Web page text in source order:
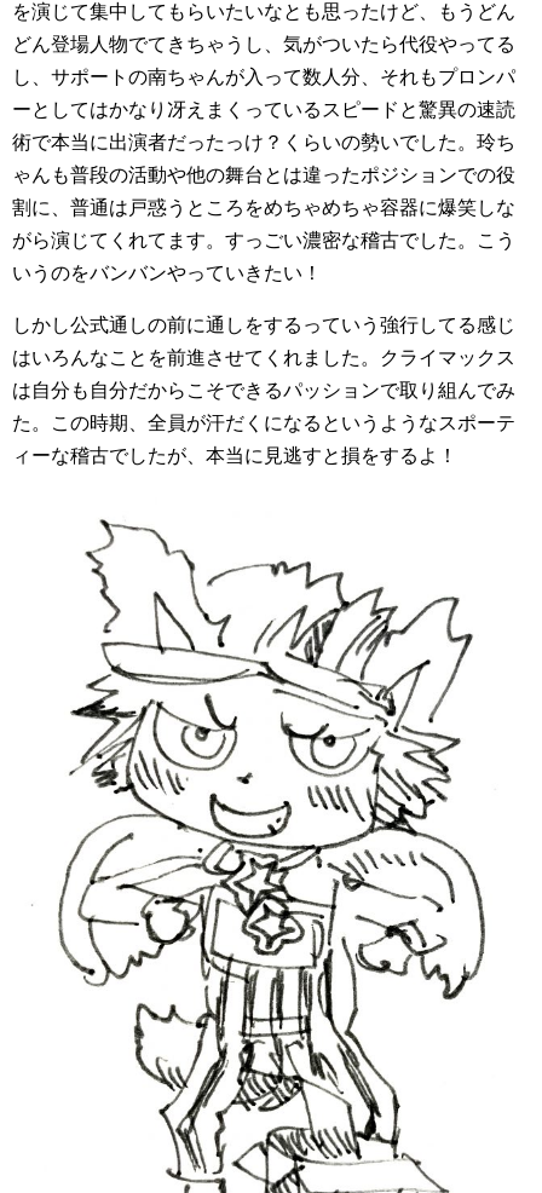
を演じて集中してもらいたいなとも思ったけど、もうどん
どん登場人物でてきちゃうし、気がついたら代役やってる
し、サポートの南ちゃんが入って数人分、それもプロンパ
ーとしてはかなり冴えまくっているスピードと驚異の速読
術で本当に出演者だったっけ？くらいの勢いでした。玲ち
ゃんも普段の活動や他の舞台とは違ったポジションでの役
割に、普通は戸惑うところをめちゃめちゃ容器に爆笑しな
がら演じてくれてます。すっごい濃密な稽古でした。こう
いうのをバンバンやっていきたい！
しかし公式通しの前に通しをするっていう強行してる感じ
はいろんなことを前進させてくれました。クライマックス
は自分も自分だからこそできるパッションで取り組んでみ
た。この時期、全員が汗だくになるというようなスポーテ
ィーな稽古でしたが、本当に見逃すと損をするよ！